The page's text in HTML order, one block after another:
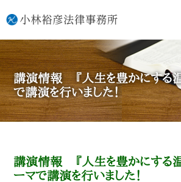
講演情報 『人生を豊かにする
で講演を行いました！
講演情報 『人生を豊かにする
ーマで講演を行いました！